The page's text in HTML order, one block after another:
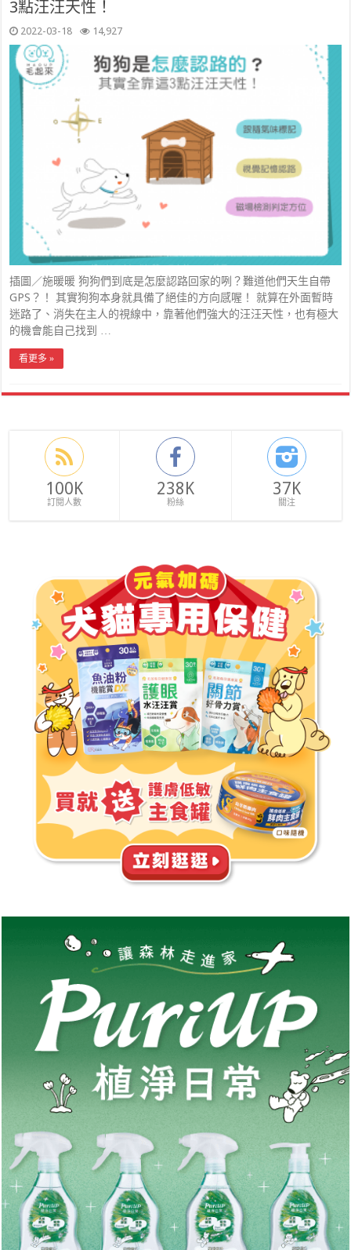
3點汪汪天性！
2022-03-18 14,927
插圖／施暖暖 狗狗們到底是怎麼認路回家的咧？難道他們天生自帶
GPS？！ 其實狗狗本身就具備了絕佳的方向感喔！ 就算在外面暫時
迷路了、消失在主人的視線中，靠著他們強大的汪汪天性，也有極大
的機會能自己找到 …
看更多 »
100K
訂閱人數
238K
粉絲
37K
關注